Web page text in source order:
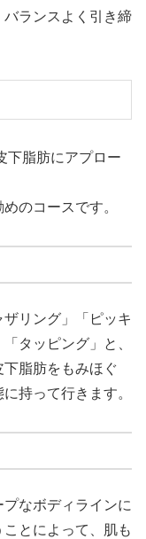
ランスよく引き締
下脂肪にアプロー
のコースです。
ザリング」「ピッキ
タッピング」と、
脂肪をもみほぐ
持って行きます。
なボディラインに
とによって、肌も